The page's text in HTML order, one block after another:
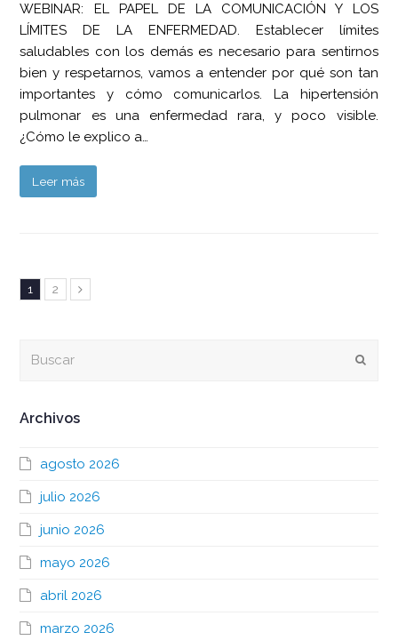
WEBINAR: EL PAPEL DE LA COMUNICACIÓN Y LOS
LÍMITES DE LA ENFERMEDAD. Establecer límites
saludables con los demás es necesario para sentirnos
bien y respetarnos, vamos a entender por qué son tan
importantes y cómo comunicarlos. La hipertensión
pulmonar es una enfermedad rara, y poco visible.
¿Cómo le explico a…
Leer más
Page
1 Page
2 Siguiente
Archivos
agosto 2026
julio 2026
junio 2026
mayo 2026
abril 2026
marzo 2026